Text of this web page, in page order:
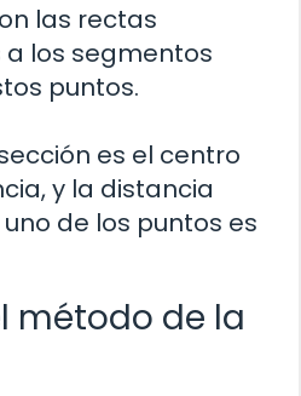
las rectas
los segmentos
puntos.
es el centro
y la distancia
de los puntos es
método de la